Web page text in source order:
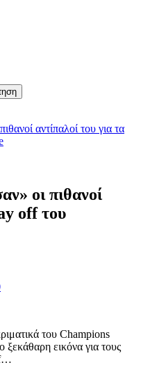
αντίπαλοί του για τα
οι πιθανοί
off του
του Champions
ξεκάθαρη εικόνα για τους